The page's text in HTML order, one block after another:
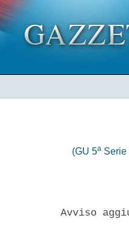
(GU 5aSerie
Avviso